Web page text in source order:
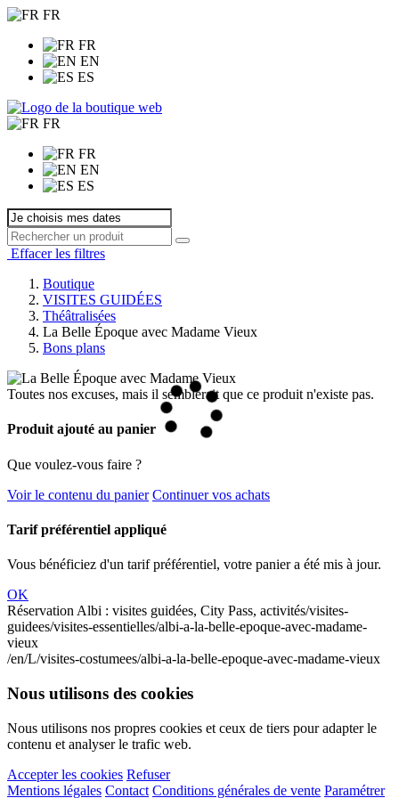
FR
FR
EN
ES
FR
FR
EN
ES
Effacer les filtres
Boutique
VISITES GUIDÉES
Théâtralisées
La Belle Époque avec Madame Vieux
Bons plans
Toutes nos excuses, mais il semblerait que ce produit n'existe pas.
Produit ajouté au panier
Que voulez-vous faire ?
Voir le contenu du panier Continuer vos achats
Tarif préférentiel appliqué
Vous bénéficiez d'un tarif préférentiel, votre panier a été mis à jour.
OK
Réservation Albi : visites guidées, City Pass, activités/visites-
guidees/visites-essentielles/albi-a-la-belle-epoque-avec-madame-
vieux
/en/L/visites-costumees/albi-a-la-belle-epoque-avec-madame-vieux
Nous utilisons des cookies
Nous utilisons nos propres cookies et ceux de tiers pour adapter le
contenu et analyser le trafic web.
Accepter les cookies Refuser
Mentions légales Contact Conditions générales de vente Paramétrer